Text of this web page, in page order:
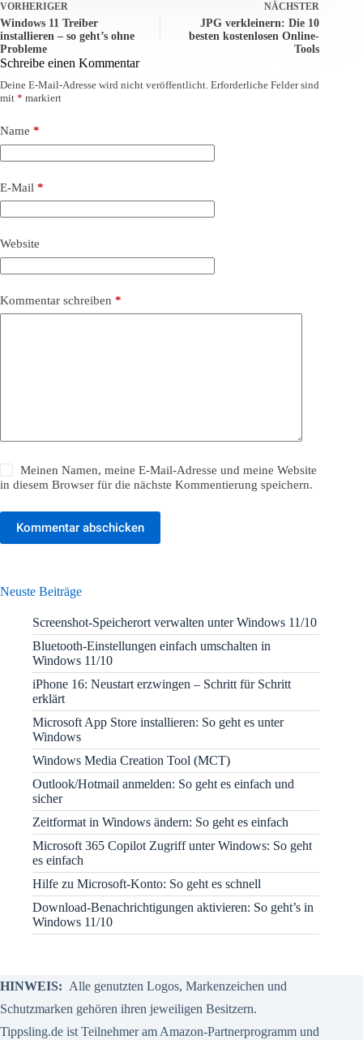
VORHERIGER
Windows 11 Treiber
installieren – so geht’s ohne
Probleme
NÄCHSTER
JPG verkleinern: Die 10
besten kostenlosen Online-
Tools
Schreibe einen Kommentar
Deine E-Mail-Adresse wird nicht veröffentlicht. Erforderliche Felder sind
mit * markiert
Name *
E-Mail *
Website
Kommentar schreiben *
Meinen Namen, meine E-Mail-Adresse und meine Website
in diesem Browser für die nächste Kommentierung speichern.
Kommentar abschicken
Neuste Beiträge
Screenshot-Speicherort verwalten unter Windows 11/10
Bluetooth-Einstellungen einfach umschalten in
Windows 11/10
iPhone 16: Neustart erzwingen – Schritt für Schritt
erklärt
Microsoft App Store installieren: So geht es unter
Windows
Windows Media Creation Tool (MCT)
Outlook/Hotmail anmelden: So geht es einfach und
sicher
Zeitformat in Windows ändern: So geht es einfach
Microsoft 365 Copilot Zugriff unter Windows: So geht
es einfach
Hilfe zu Microsoft-Konto: So geht es schnell
Download-Benachrichtigungen aktivieren: So geht’s in
Windows 11/10
HINWEIS: Alle genutzten Logos, Markenzeichen und
Schutzmarken gehören ihren jeweiligen Besitzern.
Tippsling.de ist Teilnehmer am Amazon-Partnerprogramm und